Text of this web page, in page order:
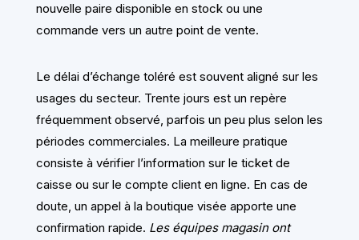
nouvelle paire disponible en stock ou une
commande vers un autre point de vente.
Le délai d’échange toléré est souvent aligné sur les
usages du secteur. Trente jours est un repère
fréquemment observé, parfois un peu plus selon les
périodes commerciales. La meilleure pratique
consiste à vérifier l’information sur le ticket de
caisse ou sur le compte client en ligne. En cas de
doute, un appel à la boutique visée apporte une
confirmation rapide. Les équipes magasin ont